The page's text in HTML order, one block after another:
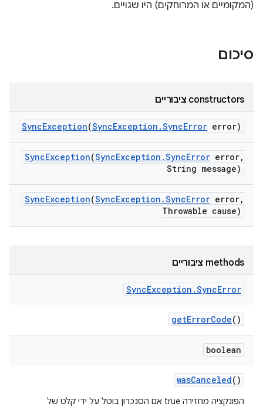
(המקומיים או המרוחקים) היו שגויים.
סיכום
‫constructors ציבוריים
SyncException(SyncException .SyncError error)
SyncException(SyncException .SyncError error,
String message)
SyncException(SyncException .SyncError error,
Throwable cause)
‫methods ציבוריים
SyncException .SyncError
getErrorCode()
boolean
wasCanceled()
הפונקציה מחזירה true אם הסנכרון בוטל על ידי קלט של